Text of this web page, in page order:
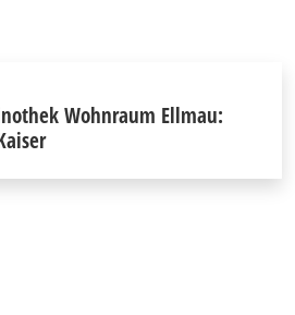
Wohnraum Ellmau: